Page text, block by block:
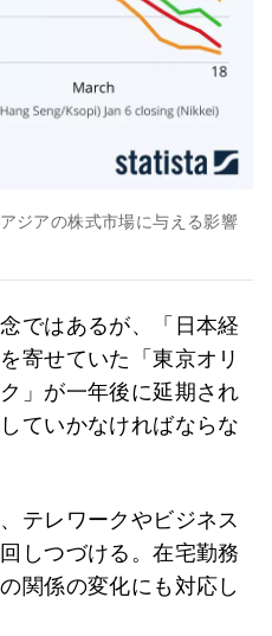
ジアの株式市場に与える影響
ではあるが、「日本経
寄せていた「東京オリ
」が一年後に延期され
ていかなければならな
テレワークやビジネス
しつづける。在宅勤務
関係の変化にも対応し